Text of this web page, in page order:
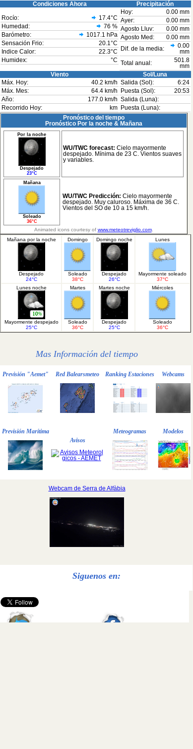
Condiciones Ahora Precipitación
Rocío:
17.4°C
Humedad:
76 %
Barómetro:
1017.1 hPa
Sensación Frio:
20.1°C
Indice Calor:
22.3°C
Humidex:
°C
Hoy:
0.00 mm
Ayer:
0.00 mm
Agosto Lluv:
0.00 mm
Agosto Med:
0.00 mm
Dif. de la media:
0.00
mm
Total anual:
501.8
mm
Viento
Sol/Luna
Máx. Hoy:
40.2 km/h
Máx. Mes:
64.4 km/h
Año:
177.0 km/h
Recorrido Hoy:
km
Salida (Sol):
6:24
Puesta (Sol):
20:53
Salida (Luna):
Puesta (Luna):
Pronóstico del tiempo
Pronóstico Por la noche & Mañana
Por la noche
Despejado
23°C
WU/TWC forecast: Cielo mayormente
despejado. Mínima de 23 C. Vientos suaves
y variables.
Mañana
Soleado
36°C
WU/TWC Predicción: Cielo mayormente
despejado. Muy caluroso. Máxima de 36 C.
Vientos del SO de 10 a 15 km/h.
Animated icons courtesy of www.meteotreviglio.com.
Mañana por la noche
Despejado
24°C
Domingo
Soleado
38°C
Domingo noche
Despejado
26°C
Lunes
Mayormente soleado
37°C
Lunes noche
Mayormente despejado
25°C
Martes
Soleado
36°C
Martes noche
Despejado
25°C
Miércoles
Soleado
36°C
Mas Información del tiempo
Previsión "Aemet" Red Balearsmeteo Ranking Estaciones Webcams
Previsión Marítima
Avisos
Meteogramas Modelos
Webcam de Serra de Alfàbia
Siguenos en: